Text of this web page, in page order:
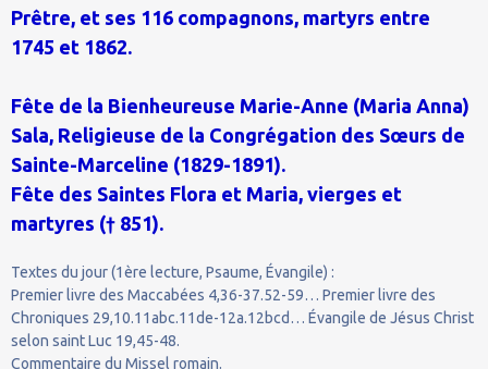
Prêtre, et ses 116 compagnons, martyrs entre
1745 et 1862.
Fête de la Bienheureuse Marie-Anne (Maria Anna)
Sala, Religieuse de la Congrégation des Sœurs de
Sainte-Marceline (1829-1891).
Fête des Saintes Flora et Maria, vierges et
martyres († 851).
Textes du jour (1ère lecture, Psaume, Évangile) :
Premier livre des Maccabées 4,36-37.52-59… Premier livre des
Chroniques 29,10.11abc.11de-12a.12bcd… Évangile de Jésus Christ
selon saint Luc 19,45-48.
Commentaire du Missel romain.